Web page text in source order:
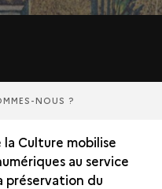
NOUS ?
la Culture mobilise
au service
préservation du